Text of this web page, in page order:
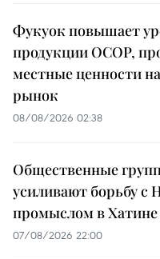
Фукуок повышает
продукции OCOP,
местные ценности
рынок
08/08/2026 02:38
Общественные
усиливают борьбу
промыслом в Хатине
07/08/2026 22:00